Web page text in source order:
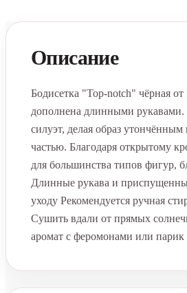
Описание
Бодисетка "Top-notch" чёрная
дополнена длинными рукавами.
силуэт, делая образ
частью. Благодаря открытому
для большинства типов фигур,
Длинные рукава и
уходу Рекомендуется ручная
Сушить вдали от прямых
аромат с феромонами или парик